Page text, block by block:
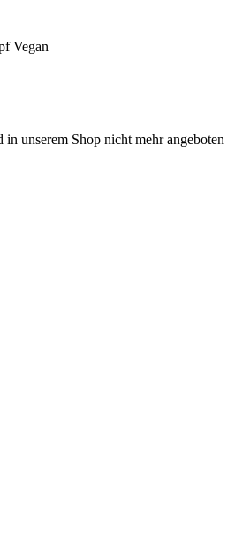
Vegan
unserem Shop nicht mehr angeboten